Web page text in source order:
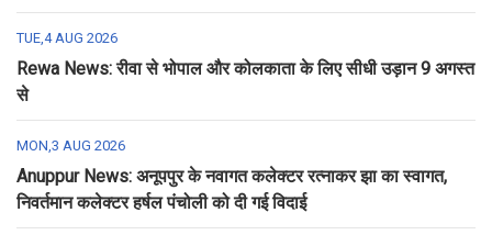
TUE,4 AUG 2026
Rewa News: रीवा से भोपाल और कोलकाता के लिए सीधी उड़ान 9 अगस्त
से
MON,3 AUG 2026
Anuppur News: अनूपपुर के नवागत कलेक्टर रत्नाकर झा का स्वागत,
निवर्तमान कलेक्टर हर्षल पंचोली को दी गई विदाई